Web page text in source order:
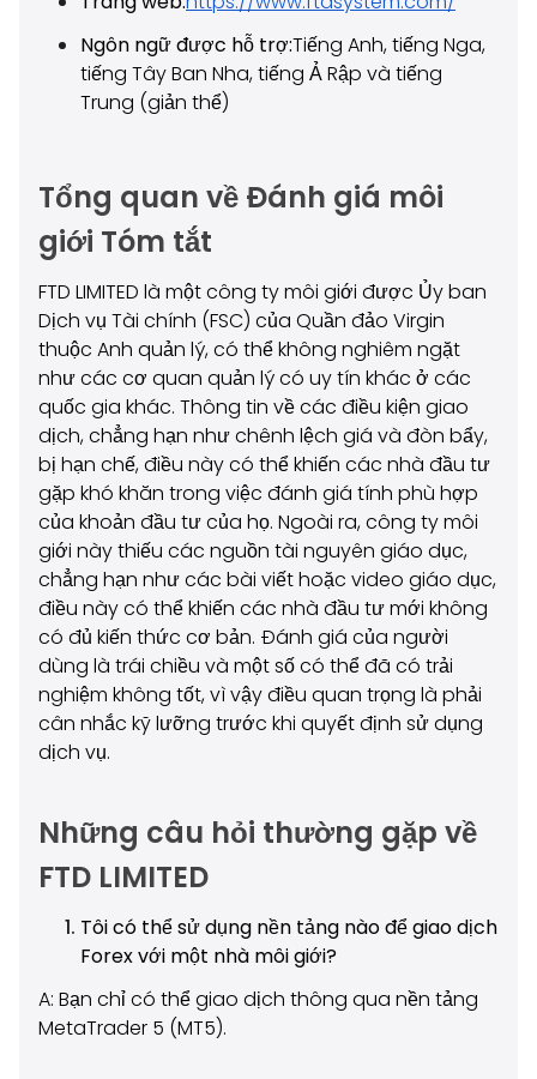
Ngôn ngữ được hỗ trợ:Tiếng Anh, tiếng Nga,
tiếng Tây Ban Nha, tiếng Ả Rập và tiếng
Trung (giản thể)
Tổng quan về Đánh giá môi
giới Tóm tắt
FTD LIMITED là một công ty môi giới được Ủy ban
Dịch vụ Tài chính (FSC) của Quần đảo Virgin
thuộc Anh quản lý, có thể không nghiêm ngặt
như các cơ quan quản lý có uy tín khác ở các
quốc gia khác. Thông tin về các điều kiện giao
dịch, chẳng hạn như chênh lệch giá và đòn bẩy,
bị hạn chế, điều này có thể khiến các nhà đầu tư
gặp khó khăn trong việc đánh giá tính phù hợp
của khoản đầu tư của họ. Ngoài ra, công ty môi
giới này thiếu các nguồn tài nguyên giáo dục,
chẳng hạn như các bài viết hoặc video giáo dục,
điều này có thể khiến các nhà đầu tư mới không
có đủ kiến thức cơ bản. Đánh giá của người
dùng là trái chiều và một số có thể đã có trải
nghiệm không tốt, vì vậy điều quan trọng là phải
cân nhắc kỹ lưỡng trước khi quyết định sử dụng
dịch vụ.
Những câu hỏi thường gặp về
FTD LIMITED
Tôi có thể sử dụng nền tảng nào để giao dịch
Forex với một nhà môi giới?
A: Bạn chỉ có thể giao dịch thông qua nền tảng
MetaTrader 5 (MT5).